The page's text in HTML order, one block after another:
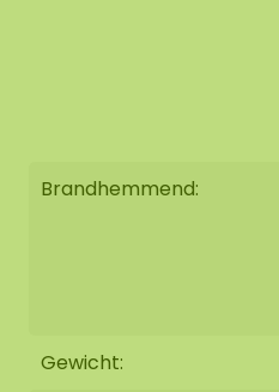
Brandhemmend:
Gewicht: